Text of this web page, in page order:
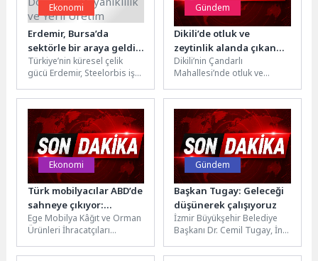
Ekonomi
Erdemir, Bursa’da
sektörle bir araya geldi:
Çelik Sektöründe
Dönüşüm, Dayanıklılık ve
Yerli Üretim
Türkiye’nin küresel çelik
gücü Erdemir, Steelorbis iş
gerçekleştirdiği “Piyasa
Sohbetleri” buluşmalarını
Bursa’da sürdürerek...
Gündem
Dikili’de otluk ve
zeytinlik alanda çıkan
yangına müdahale
sürüyor
Dikili’nin Çandarlı
Mahallesi’nde otluk ve
yangına ekiplerin havadan
ve karadan müdahalesi
sürüyor....
Ekonomi
Türk mobilyacılar ABD’de
sahneye çıkıyor:
İhracatta yeni hedef 500
milyon dolar
Ege Mobilya Kâğıt ve Orman
Ürünleri İhracatçıları
bir ilk yaşanıyor. Birlik,...
Gündem
Başkan Tugay: Geleceği
düşünerek çalışıyoruz
İzmir Büyükşehir Belediye
Başkanı Dr. Cemil Tugay, İnci
düzenlediği Hasat...